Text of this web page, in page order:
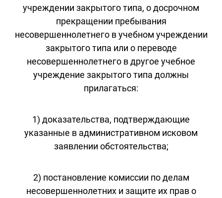
учреждении закрытого типа, о досрочном
прекращении пребывания
несовершеннолетнего в учебном учреждении
закрытого типа или о переводе
несовершеннолетнего в другое учебное
учреждение закрытого типа должны
прилагаться:
1) доказательства, подтверждающие
указанные в административном исковом
заявлении обстоятельства;
2) постановление комиссии по делам
несовершеннолетних и защите их прав о